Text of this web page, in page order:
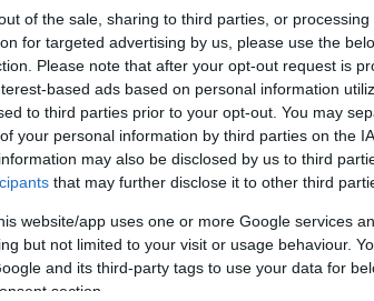
of the sale, sharing to third parties, or
for targeted advertising by us, please use the
Please note that after your opt-out request is
based ads based on personal information
to third parties prior to your opt-out. You may
your personal information by third parties on the
may also be disclosed by us to third
that may further disclose it to other third
website/app uses one or more Google services
but not limited to your visit or usage behaviour.
and its third-party tags to use your data for
section.
The Late Show